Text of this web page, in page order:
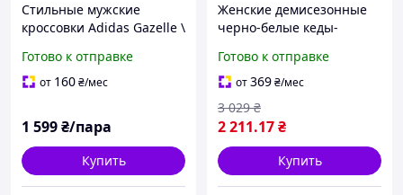
Стильные мужские
кроссовки Adidas Gazelle \
Готово к отправке
от 160₴/мес
1 599₴/пара
Купить
Женские демисезонные
черно-белые кеды-
(адидас газель) 11205
Готово к отправке
от369₴/мес
2 211.17₴
3 029 ₴
Купить